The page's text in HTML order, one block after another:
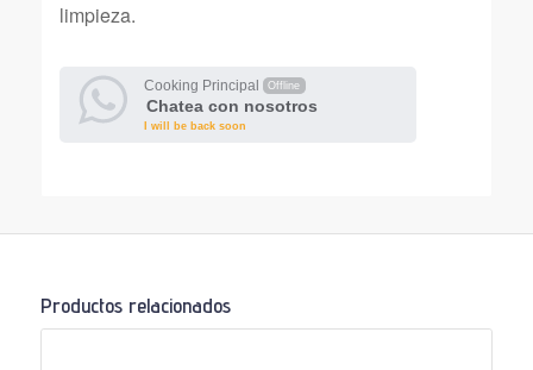
limpieza.
Cooking Principal Offline
Chatea con nosotros
I will be back soon
Productos relacionados